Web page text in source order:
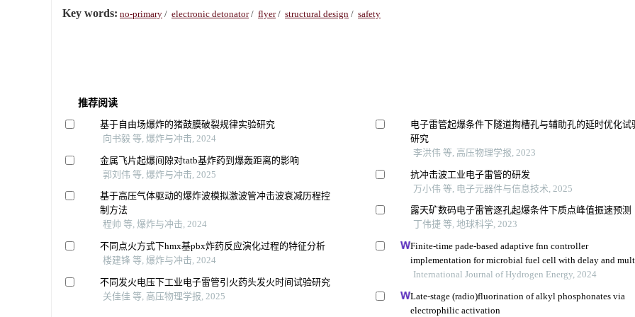
Key words: no-primary / electronic detonator/ flyer/ structural design / safety
推荐阅读
基于自由场爆炸的猪鼓膜破裂规律实验研究
向书毅 等, 爆炸与冲击, 2024
金属飞片起爆间隙对tatb基炸药到爆轰距离的影响
郭刘伟 等, 爆炸与冲击, 2025
基于高压气体驱动的爆炸波模拟激波管冲击波衰减历程控
制方法
程帅 等, 爆炸与冲击, 2024
不同点火方式下hmx基pbx炸药反应演化过程的特征分析
楼建锋 等, 爆炸与冲击, 2024
不同发火电压下工业电子雷管引火药头发火时间试验研究
关佳佳 等, 高压物理学报, 2025
电子雷管起爆条件下隧道掏槽孔与辅助孔的延时优化试
研究
李洪伟 等, 高压物理学报, 2023
抗冲击波工业电子雷管的研发
万小伟 等, 电子元器件与信息技术, 2025
露天矿数码电子雷管逐孔起爆条件下质点峰值振速预测
丁伟捷 等, 地球科学, 2023
Finite-time pade-based adaptive fnn controller
implementation for microbial fuel cell with delay and
disturbance
International Journal of Hydrogen Energy, 2024
Late-stage (radio)fluorination of alkyl phosphonates via
electrophilic activation